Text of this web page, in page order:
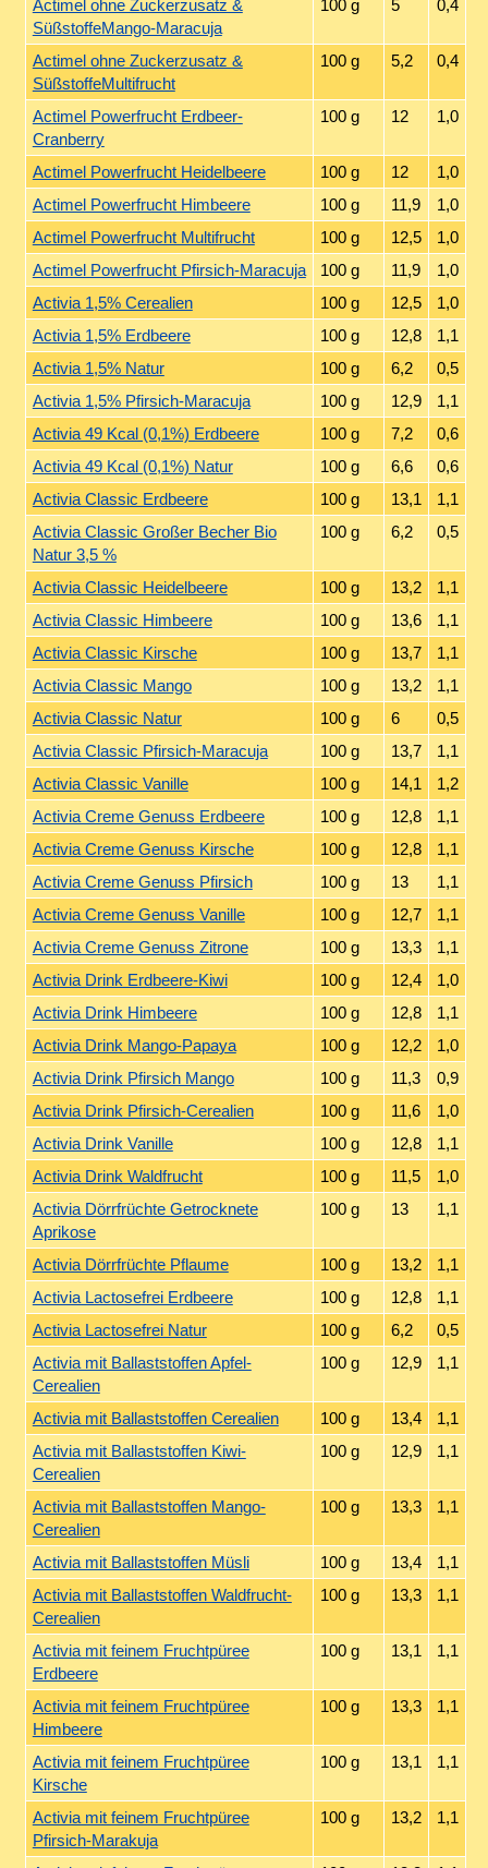
Actimel ohne Zuckerzusatz &
SüßstoffeMango-Maracuja
100 g 5 0,4
Actimel ohne Zuckerzusatz &
SüßstoffeMultifrucht
100 g 5,2 0,4
Actimel Powerfrucht Erdbeer-
Cranberry
100 g 12 1,0
Actimel Powerfrucht Heidelbeere 100 g 12
1,0
Actimel Powerfrucht Himbeere
100 g 11,9
1,0
Actimel Powerfrucht Multifrucht
100 g 12,5
1,0
Actimel Powerfrucht Pfirsich-Maracuja
100 g 11,9
1,0
Activia 1,5% Cerealien
100 g 12,5
1,0
Activia 1,5% Erdbeere
100 g 12,8
1,1
Activia 1,5% Natur
100 g 6,2
0,5
Activia 1,5% Pfirsich-Maracuja
100 g 12,9
1,1
Activia 49 Kcal (0,1%) Erdbeere
100 g 7,2
0,6
Activia 49 Kcal (0,1%) Natur
100 g 6,6
0,6
Activia Classic Erdbeere
100 g 13,1
1,1
Activia Classic Großer Becher Bio
Natur 3,5 %
100 g 6,2 0,5
Activia Classic Heidelbeere 100 g 13,2
1,1
Activia Classic Himbeere
100 g 13,6
1,1
Activia Classic Kirsche
100 g 13,7
1,1
Activia Classic Mango
100 g 13,2
1,1
Activia Classic Natur
100 g 6
0,5
Activia Classic Pfirsich-Maracuja
100 g 13,7
1,1
Activia Classic Vanille
100 g 14,1
1,2
Activia Creme Genuss Erdbeere
100 g 12,8
1,1
Activia Creme Genuss Kirsche
100 g 12,8
1,1
Activia Creme Genuss Pfirsich
100 g 13
1,1
Activia Creme Genuss Vanille
100 g 12,7
1,1
Activia Creme Genuss Zitrone
100 g 13,3
1,1
Activia Drink Erdbeere-Kiwi
100 g 12,4
1,0
Activia Drink Himbeere
100 g 12,8
1,1
Activia Drink Mango-Papaya
100 g 12,2
1,0
Activia Drink Pfirsich Mango
100 g 11,3
0,9
Activia Drink Pfirsich-Cerealien
100 g 11,6
1,0
Activia Drink Vanille
100 g 12,8
1,1
Activia Drink Waldfrucht
100 g 11,5
1,0
Activia Dörrfrüchte Getrocknete
Aprikose
100 g 13 1,1
Activia Dörrfrüchte Pflaume 100 g 13,2
1,1
Activia Lactosefrei Erdbeere
100 g 12,8
1,1
Activia Lactosefrei Natur
100 g 6,2
0,5
Activia mit Ballaststoffen Apfel-
Cerealien
100 g 12,9 1,1
Activia mit Ballaststoffen Cerealien 100 g 13,4
1,1
Activia mit Ballaststoffen Kiwi-
Cerealien
100 g 12,9 1,1
Activia mit Ballaststoffen Mango-
Cerealien
100 g 13,3 1,1
Activia mit Ballaststoffen Müsli 100 g 13,4
1,1
Activia mit Ballaststoffen Waldfrucht-
Cerealien
100 g 13,3 1,1
Activia mit feinem Fruchtpüree
Erdbeere
100 g 13,1 1,1
Activia mit feinem Fruchtpüree
Himbeere
100 g 13,3 1,1
Activia mit feinem Fruchtpüree
Kirsche
100 g 13,1 1,1
Activia mit feinem Fruchtpüree
Pfirsich-Marakuja
100 g 13,2 1,1